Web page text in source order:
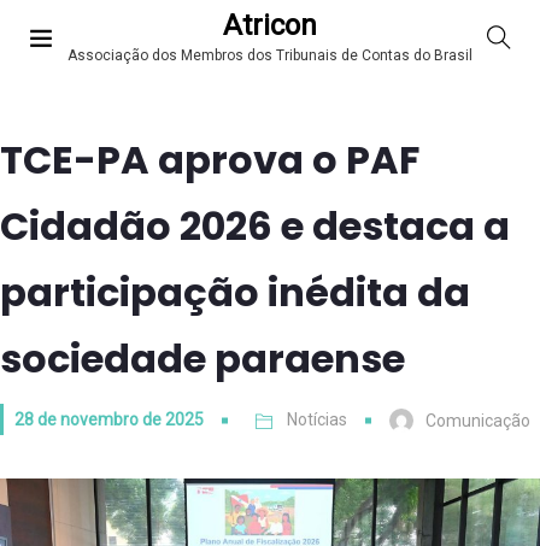
Atricon
Associação dos Membros dos Tribunais de Contas do Brasil
TCE-PA aprova o PAF
Cidadão 2026 e destaca a
participação inédita da
sociedade paraense
28 de novembro de 2025 Notícias Comunicação